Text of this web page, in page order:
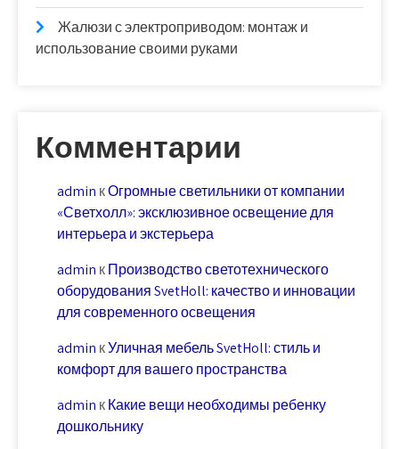
Жалюзи с электроприводом: монтаж и
использование своими руками
Комментарии
admin кОгромные светильники от компании
«Светхолл»: эксклюзивное освещение для
интерьера и экстерьера
admin кПроизводство светотехнического
оборудования SvetHoll: качество и инновации
для современного освещения
admin кУличная мебель SvetHoll: стиль и
комфорт для вашего пространства
admin кКакие вещи необходимы ребенку
дошкольнику